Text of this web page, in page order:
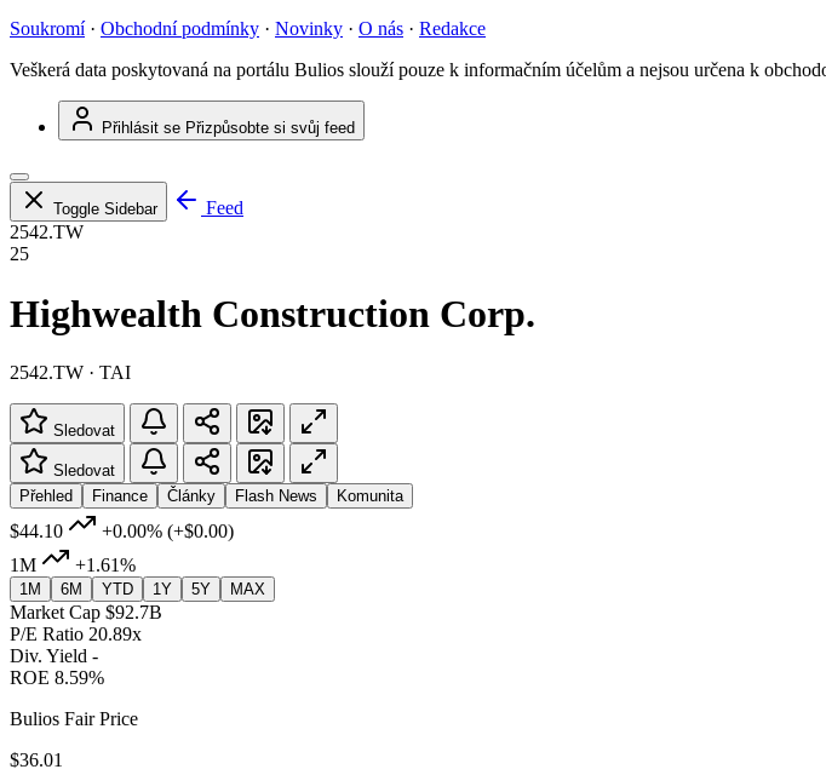
Soukromí · Obchodní podmínky · Novinky · O nás · Redakce
Veškerá data poskytovaná na portálu Bulios slouží pouze k informačním účelům a nejsou určena k
Přihlásit se Přizpůsobte si svůj feed
Toggle Sidebar
Feed
2542.TW
25
Highwealth Construction Corp.
2542.TW · TAI
Sledovat
Sledovat
Přehled
Finance Články Flash News Komunita
$44.10 +0.00% (+$0.00)
1M
+1.61%
1M 6M YTD 1Y 5Y MAX
Market Cap $92.7B
P/E Ratio 20.89x
Div. Yield -
ROE 8.59%
Bulios Fair Price
$36.01